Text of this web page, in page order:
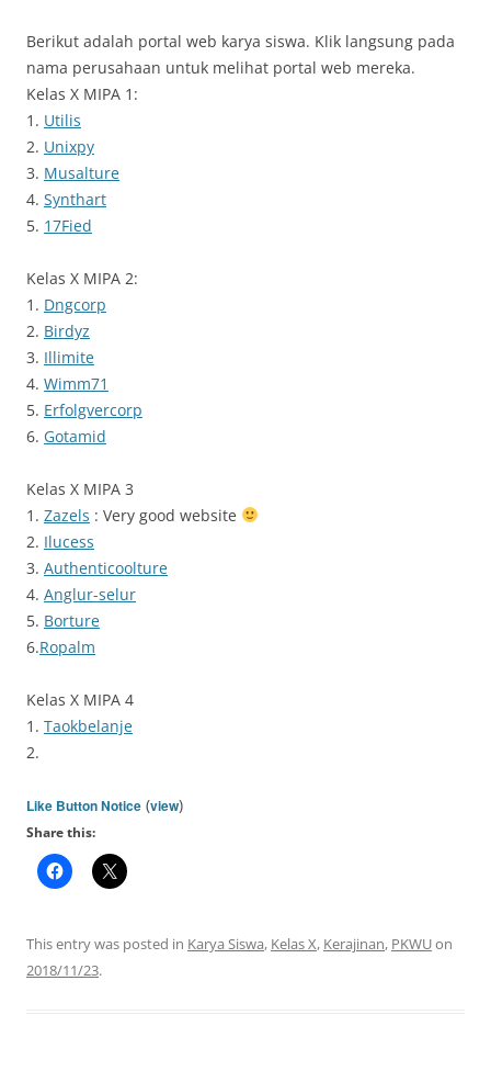
Berikut adalah portal web karya siswa. Klik langsung pada
nama perusahaan untuk melihat portal web mereka.
Kelas X MIPA 1:
1. Utilis
2. Unixpy
3. Musalture
4. Synthart
5. 17Fied
Kelas X MIPA 2:
1. Dngcorp
2. Birdyz
3. Illimite
4. Wimm71
5. Erfolgvercorp
6. Gotamid
Kelas X MIPA 3
1. Zazels : Very good website
2. Ilucess
3. Authenticoolture
4. Anglur-selur
5. Borture
6.Ropalm
Kelas X MIPA 4
1. Taokbelanje
2.
Like Button Notice (view)
Share this:
This entry was posted in Karya Siswa, Kelas X, Kerajinan, PKWUon
2018/11/23.